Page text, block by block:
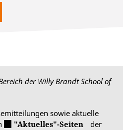
der Willy Brandt School of
sowie aktuelle
"Aktuelles"-Seiten
der